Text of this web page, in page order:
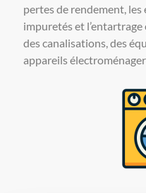
pertes de rendement,
impuretés et
des canalisations, des
appareils